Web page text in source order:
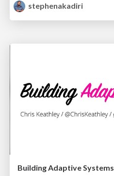
stephenakadiri
Building Adaptive Systems